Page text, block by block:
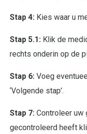
Stap 4: Kies waar u
Stap 5.1: Klik de
rechts onderin op de
Stap 6: Voeg
‘Volgende stap’.
Stap 7: Controleer uw
gecontroleerd heeft